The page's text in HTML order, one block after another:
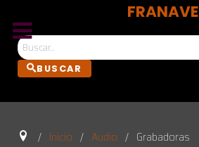
FRANAVE
BUSCAR
Inicio Audio Grabadoras